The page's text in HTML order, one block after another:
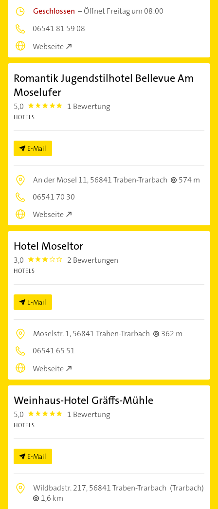
Geschlossen –Öffnet Freitag um 08:00
06541 81 59 08
Webseite
Romantik Jugendstilhotel Bellevue Am
Moselufer
5,0 5.0 1 Bewertung
HOTELS
E-Mail
An der Mosel 11,56841 Traben-Trarbach
574 m
06541 70 30
Webseite
Hotel Moseltor
3,0 3.0 2 Bewertungen
HOTELS
E-Mail
Moselstr. 1,56841 Traben-Trarbach
362 m
06541 65 51
Webseite
Weinhaus-Hotel Gräffs-Mühle
5,0 5.0 1 Bewertung
HOTELS
E-Mail
Wildbadstr. 217,56841 Traben-Trarbach (Trarbach)
1,6 km